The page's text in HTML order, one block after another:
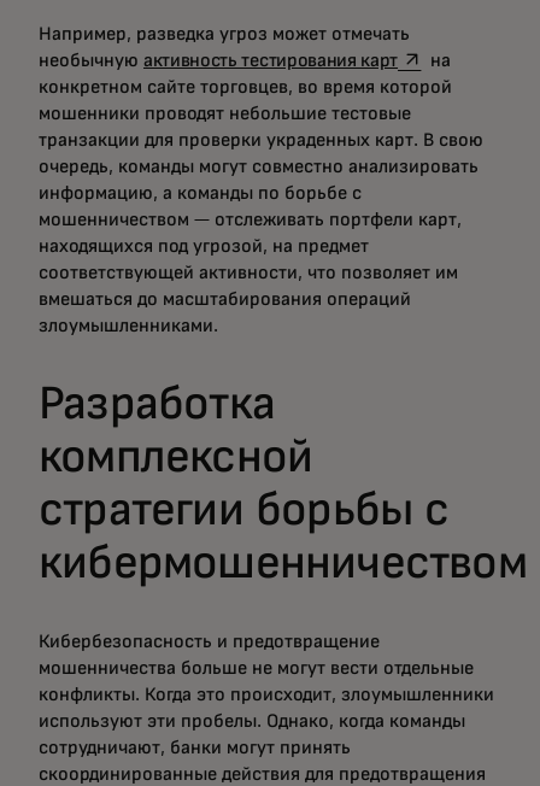
Например, разведка угроз может отмечать
необычную активность тестирования картopens in a new
на
конкретном сайте торговцев, во время которой
мошенники проводят небольшие тестовые
транзакции для проверки украденных карт. В свою
очередь, команды могут совместно анализировать
информацию, а команды по борьбе с
мошенничеством — отслеживать портфели карт,
находящихся под угрозой, на предмет
соответствующей активности, что позволяет им
вмешаться до масштабирования операций
злоумышленниками.
Разработка
комплексной
стратегии борьбы с
кибермошенничеством
Кибербезопасность и предотвращение
мошенничества больше не могут вести отдельные
конфликты. Когда это происходит, злоумышленники
используют эти пробелы. Однако, когда команды
сотрудничают, банки могут принять
скоординированные действия для предотвращения